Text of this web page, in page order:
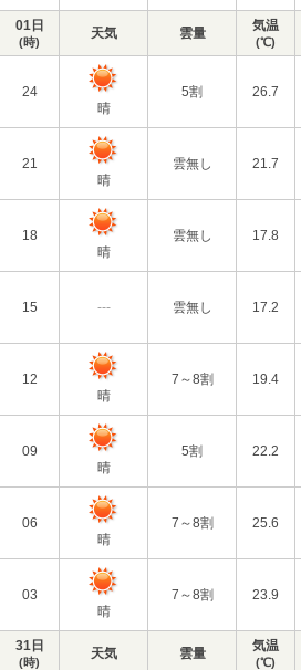
01日
(時)
天気 雲量 気温
(℃)
24
晴
5割 26.7
21
晴
雲無し 21.7
18
晴
雲無し 17.8
15 --- 雲無し 17.2
12
晴
7～8割 19.4
09
晴
5割 22.2
06
晴
7～8割 25.6
03
晴
7～8割 23.9
31日
(時)
天気 雲量 気温
(℃)